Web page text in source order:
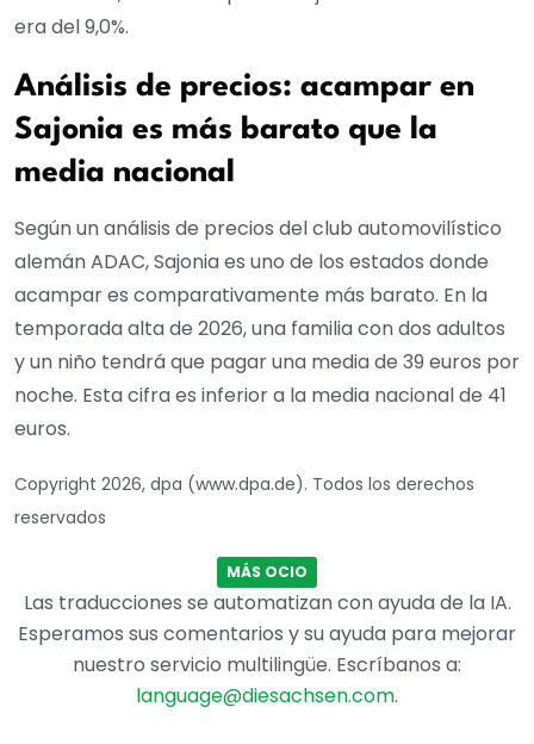
era del 9,0%.
Análisis de precios: acampar en
Sajonia es más barato que la
media nacional
Según un análisis de precios del club automovilístico
alemán ADAC, Sajonia es uno de los estados donde
acampar es comparativamente más barato. En la
temporada alta de 2026, una familia con dos adultos
y un niño tendrá que pagar una media de 39 euros por
noche. Esta cifra es inferior a la media nacional de 41
euros.
Copyright 2026, dpa (www.dpa.de). Todos los derechos
reservados
MÁS OCIO
Las traducciones se automatizan con ayuda de la IA.
Esperamos sus comentarios y su ayuda para mejorar
nuestro servicio multilingüe. Escríbanos a:
language@diesachsen.com.